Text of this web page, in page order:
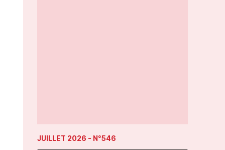
JUILLET 2026 - N°546